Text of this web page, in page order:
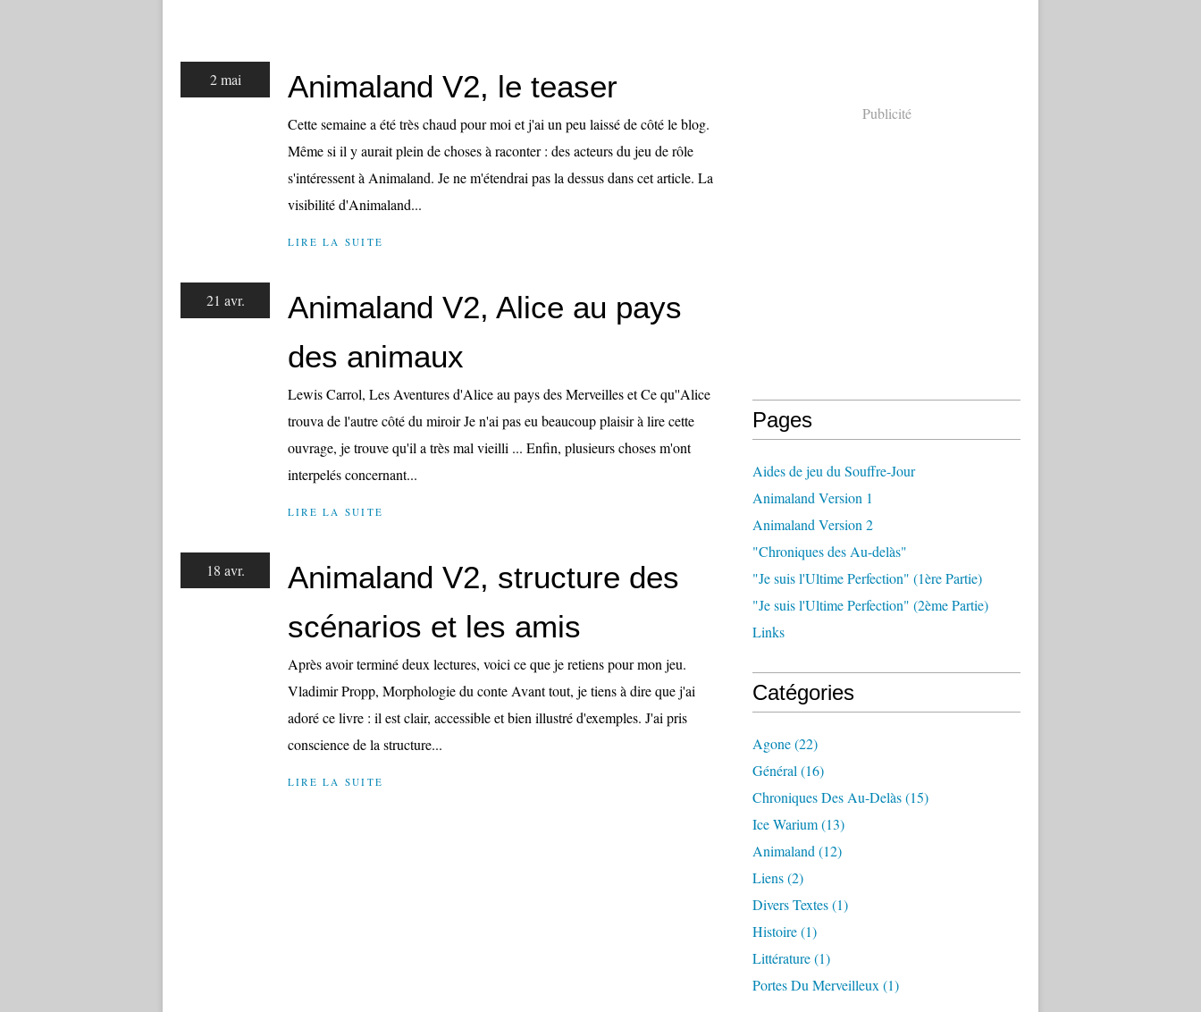
2 mai Animaland V2, le teaser
Cette semaine a été très chaud pour moi et j'ai un peu laissé de côté le blog.
Même si il y aurait plein de choses à raconter : des acteurs du jeu de rôle
s'intéressent à Animaland. Je ne m'étendrai pas la dessus dans cet article. La
visibilité d'Animaland...
LIRE LA SUITE
21 avr.
Animaland V2, Alice au pays
des animaux
Lewis Carrol, Les Aventures d'Alice au pays des Merveilles et Ce qu''Alice
trouva de l'autre côté du miroir Je n'ai pas eu beaucoup plaisir à lire cette
ouvrage, je trouve qu'il a très mal vieilli ... Enfin, plusieurs choses m'ont
interpelés concernant...
LIRE LA SUITE
18 avr.
Animaland V2, structure des
scénarios et les amis
Après avoir terminé deux lectures, voici ce que je retiens pour mon jeu.
Vladimir Propp, Morphologie du conte Avant tout, je tiens à dire que j'ai
adoré ce livre : il est clair, accessible et bien illustré d'exemples. J'ai pris
conscience de la structure...
LIRE LA SUITE
Publicité
Pages
Aides de jeu du Souffre-Jour
Animaland Version 1
Animaland Version 2
"Chroniques des Au-delàs"
"Je suis l'Ultime Perfection" (1ère Partie)
"Je suis l'Ultime Perfection" (2ème Partie)
Links
Catégories
Agone(22)
Général (16)
Chroniques Des Au-Delàs(15)
Ice Warium(13)
Animaland (12)
Liens(2)
Divers Textes(1)
Histoire(1)
Littérature(1)
Portes Du Merveilleux (1)